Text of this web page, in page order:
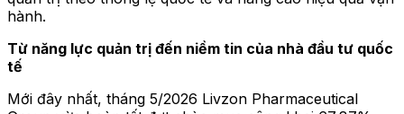
hành.
Từ năng lực quản trị đến niềm tin của nhà đầu tư quốc
tế
Mới đây nhất, tháng 5/2026 Livzon Pharmaceutical